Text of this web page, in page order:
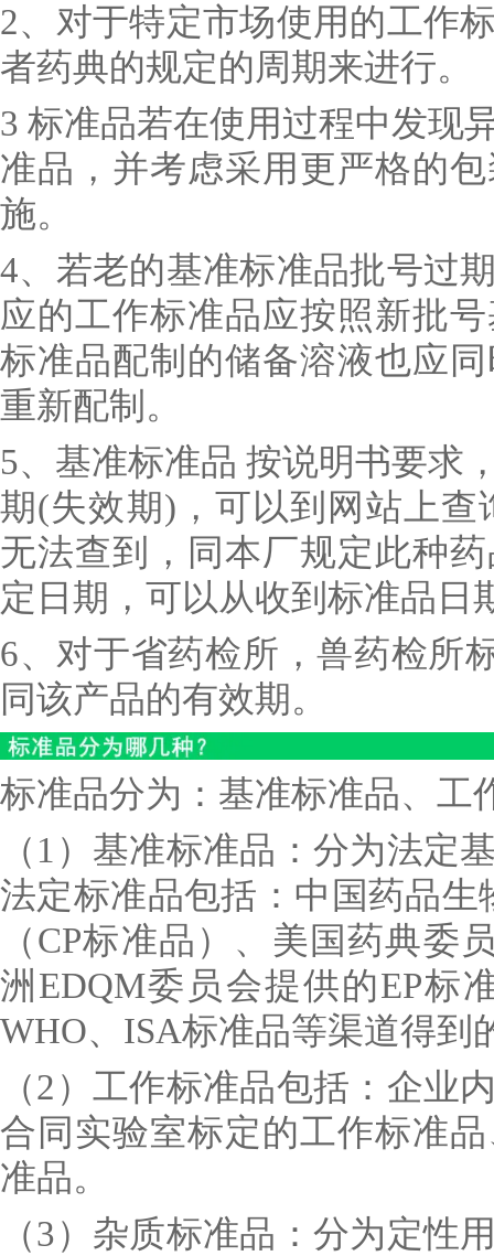
2、对于特定市场使用的工作
者药典的规定的周期来进行。
3 标准品若在使用过程中发现
准品，并考虑采用更严格的
施。
4、若老的基准标准品批号过
应的工作标准品应按照新批
标准品配制的储备溶液也应
重新配制。
5、基准标准品 按说明书要求
期(失效期)，可以到网站上查
无法查到，同本厂规定此种
定日期，可以从收到标准品日
6、对于省药检所，兽药检所
同该产品的有效期。
标准品分为：基准标准品、工
（1）基准标准品：分为法定
法定标准品包括：中国药品生
（CP标准品）、美国药典委
洲EDQM委员会提供的EP标
WHO、ISA标准品等渠道得到
（2）工作标准品包括：企业
合同实验室标定的工作标准
准品。
（3）杂质标准品：分为定性